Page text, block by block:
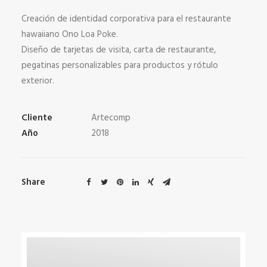
Creación de identidad corporativa para el restaurante
hawaiiano Ono Loa Poke.
Diseño de tarjetas de visita, carta de restaurante,
pegatinas personalizables para productos y rótulo
exterior.
Cliente
Artecomp
Año
2018
Share